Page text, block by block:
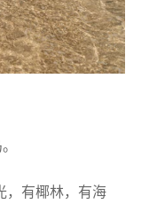
，有椰林，有海